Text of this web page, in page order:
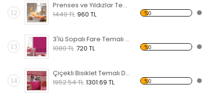
12
Prenses ve Yıldızlar Temalı Duvar Sticker
1440 TL 960 TL %0
13
3'lü Sopalı Fare Temalı Duvar Sticker
1080 TL 720 TL %0
14
Çiçekli Bisiklet Temalı Duvar Sticker
1952.54 TL 1301.69 TL %0